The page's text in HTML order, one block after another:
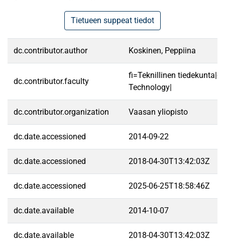
Tietueen suppeat tiedot
dc.contributor.author Koskinen, Peppiina
dc.contributor.faculty
fi=Teknillinen
Technology|
dc.contributor.organization Vaasan yliopisto
dc.date.accessioned 2014-09-22
dc.date.accessioned 2018-04-30T13:42:03Z
dc.date.accessioned 2025-06-25T18:58:46Z
dc.date.available 2014-10-07
dc.date.available 2018-04-30T13:42:03Z